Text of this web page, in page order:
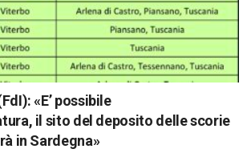
«E’ possibile
il sito del deposito delle scorie
in Sardegna»